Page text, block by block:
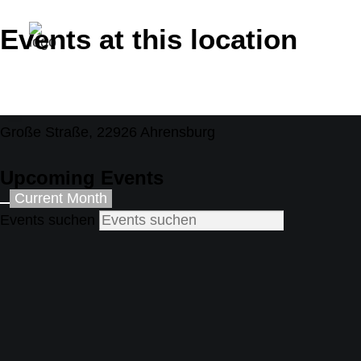
Events at this location
Große Straße, 22926 Ahrensburg
Upcoming Events
Current Month
Events suchen